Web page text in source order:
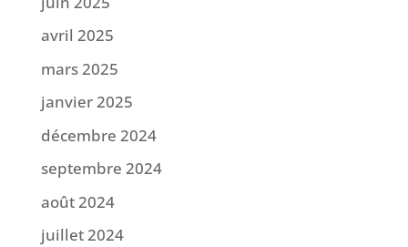
avril 2025
mars 2025
janvier 2025
décembre 2024
septembre 2024
août 2024
juillet 2024